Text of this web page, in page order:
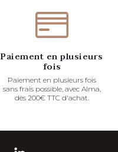
Paiement en plusieurs
fois
Paiement en plusieurs fois
sans frais possible, avec Alma,
dès 200€ TTC d'achat.